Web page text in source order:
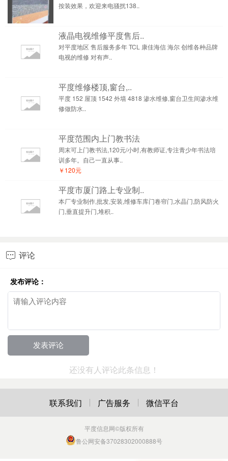
按装效果，欢迎来电骚扰138..
液晶电视维修平度售后..
对平度地区 售后服务多年 TCL 康佳海信 海尔 创维各种品牌
电视的维修 对有声..
平度维修楼顶,窗台,..
平度 152 屋顶 1542 外墙 4818 渗水维修,窗台卫生间渗水维
修做防水..
平度范围内上门教书法
周末可上门教书法,120元/小时,有教师证,专注青少年书法培
训多年。自己一直从事..
￥120元
平度市厦门路上专业制..
本厂专业制作,批发,安装,维修车库门卷帘门,水晶门,防风防火
门,垂直提升门,堆积..
 评论
发布评论：
还没有人评论此条信息！
联系我们 广告服务 微信平台
平度信息网©版权所有
鲁公网安备37028302000888号